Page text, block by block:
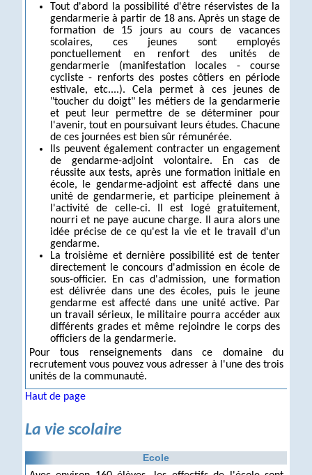
Tout d'abord la possibilité d'être réservistes de la
gendarmerie à partir de 18 ans. Après un stage de
formation de 15 jours au cours de vacances
scolaires, ces jeunes sont employés
ponctuellement en renfort des unités de
gendarmerie (manifestation locales - course
cycliste - renforts des postes côtiers en période
estivale, etc....). Cela permet à ces jeunes de
"toucher du doigt" les métiers de la gendarmerie
et peut leur permettre de se déterminer pour
l'avenir, tout en poursuivant leurs études. Chacune
de ces journées est bien sûr rémunérée.
Ils peuvent également contracter un engagement
de gendarme-adjoint volontaire. En cas de
réussite aux tests, après une formation initiale en
école, le gendarme-adjoint est affecté dans une
unité de gendarmerie, et participe pleinement à
l'activité de celle-ci. Il est logé gratuitement,
nourri et ne paye aucune charge. Il aura alors une
idée précise de ce qu'est la vie et le travail d'un
gendarme.
La troisième et dernière possibilité est de tenter
directement le concours d'admission en école de
sous-officier. En cas d'admission, une formation
est délivrée dans une des écoles, puis le jeune
gendarme est affecté dans une unité active. Par
un travail sérieux, le militaire pourra accéder aux
différents grades et même rejoindre le corps des
officiers de la gendarmerie.
Pour tous renseignements dans ce domaine du
recrutement vous pouvez vous adresser à l'une des trois
unités de la communauté.
Haut de page
La vie scolaire
Ecole